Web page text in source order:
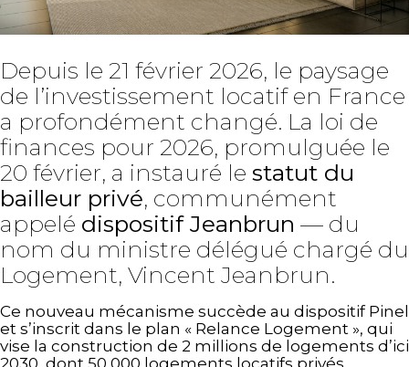
Depuis le 21 février 2026, le paysage
de l’investissement locatif en France
a profondément changé. La loi de
finances pour 2026, promulguée le
20 février, a instauré le statut du
bailleur privé, communément
appelé dispositif Jeanbrun — du
nom du ministre délégué chargé du
Logement, Vincent Jeanbrun.
Ce nouveau mécanisme succède au dispositif Pinel
et s’inscrit dans le plan « Relance Logement », qui
vise la construction de 2 millions de logements d’ici
2030, dont 50 000 logements locatifs privés